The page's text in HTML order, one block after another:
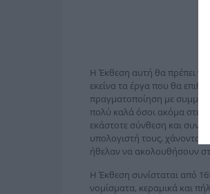
Η Έκθεση αυτή θα πρέπει
εκείνα τα έργα που θα
πραγματοποίηση με
πολύ καλά όσοι ακόμα στις
εκάστοτε σύνθεση και
υπολογιστή τους, χάνοντας
ήθελαν να ακολουθήσουν
Η Έκθεση συνίσταται από
νομίσματα, κεραμικά και